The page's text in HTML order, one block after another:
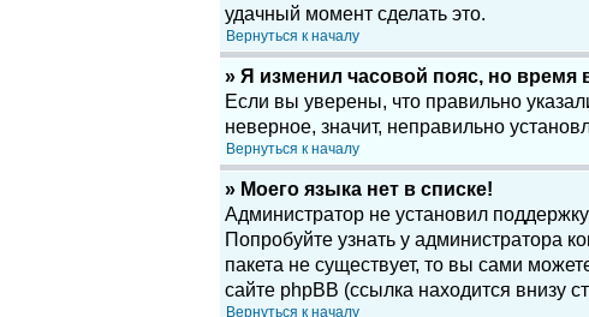
удачный момент сделать это.
Вернуться к началу
» Я изменил часовой пояс, но время
Если вы уверены, что правильно
неверное, значит, неправильно
Вернуться к началу
» Моего языка нет в списке!
Администратор не установил
Попробуйте узнать у администратора
пакета не существует, то вы сами
сайте phpBB (ссылка находится внизу
Вернуться к началу